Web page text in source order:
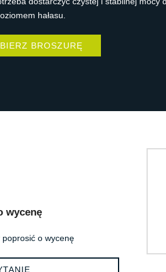
hałasu.
BROSZURĘ
wycenę
poprosić o wycenę